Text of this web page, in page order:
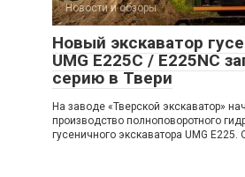
Новости и обзоры
Новый экскаватор
UMG E225C / E225NC
серию в Твери
На заводе «Тверской экскаватор»
производство полноповоротного
гусеничного экскаватора UMG E225.